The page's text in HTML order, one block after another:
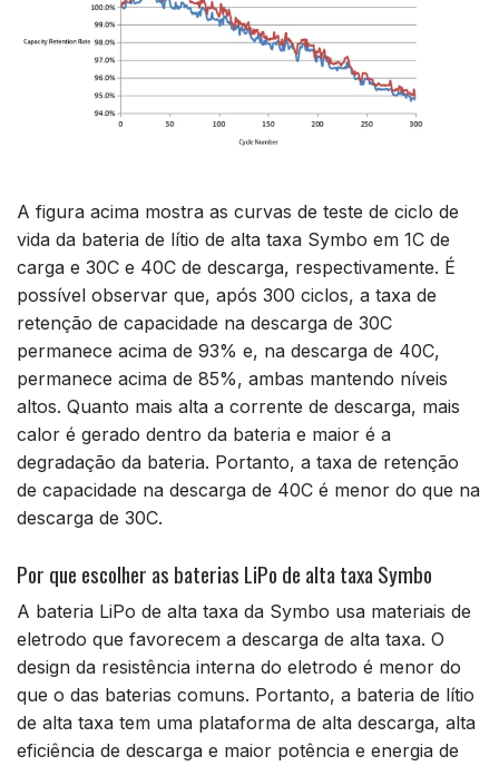
A figura acima mostra as curvas de teste de ciclo de
vida da bateria de lítio de alta taxa Symbo em 1C de
carga e 30C e 40C de descarga, respectivamente. É
possível observar que, após 300 ciclos, a taxa de
retenção de capacidade na descarga de 30C
permanece acima de 93% e, na descarga de 40C,
permanece acima de 85%, ambas mantendo níveis
altos. Quanto mais alta a corrente de descarga, mais
calor é gerado dentro da bateria e maior é a
degradação da bateria. Portanto, a taxa de retenção
de capacidade na descarga de 40C é menor do que na
descarga de 30C.
Por que escolher as baterias LiPo de alta taxa Symbo
A bateria LiPo de alta taxa da Symbo usa materiais de
eletrodo que favorecem a descarga de alta taxa. O
design da resistência interna do eletrodo é menor do
que o das baterias comuns. Portanto, a bateria de lítio
de alta taxa tem uma plataforma de alta descarga, alta
eficiência de descarga e maior potência e energia de